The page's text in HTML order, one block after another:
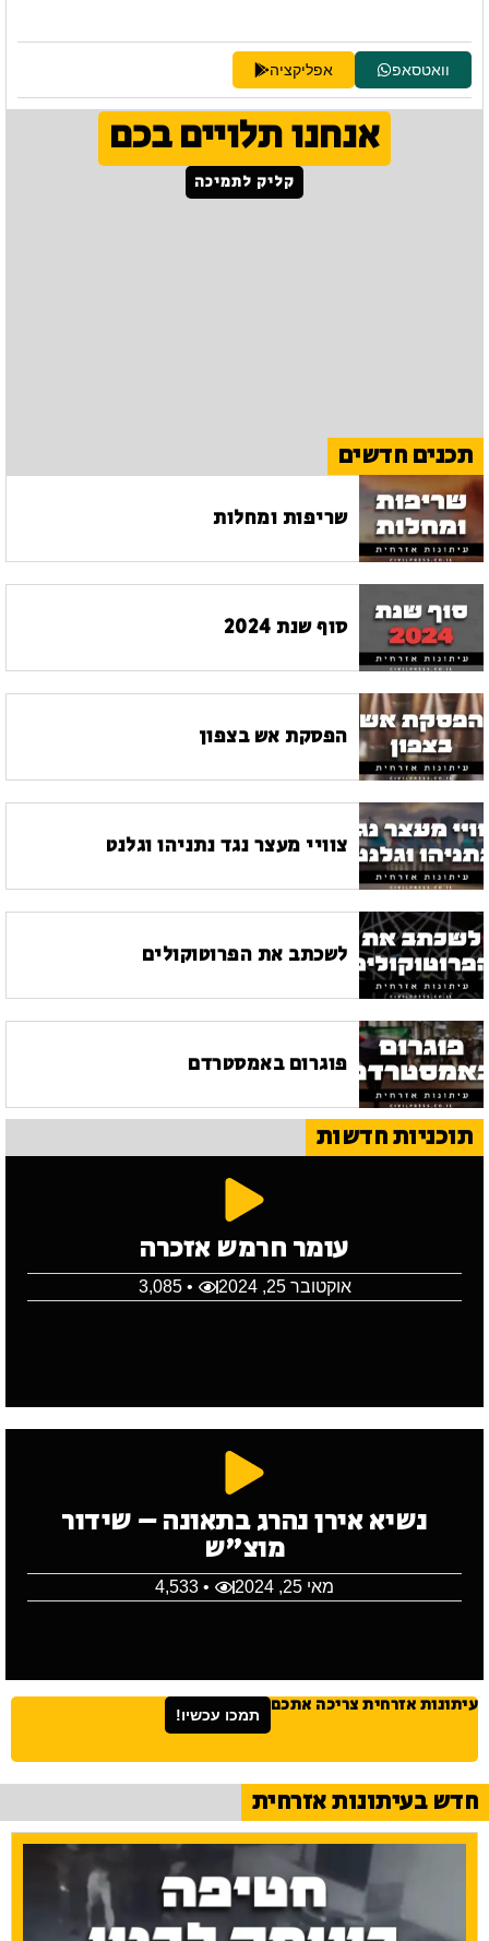
וואטסאפ אפליקציה
אנחנו תלויים בכם
קליק לתמיכה
תכנים חדשים
שריפות ומחלות
סוף שנת 2024
הפסקת אש בצפון
צוויי מעצר נגד נתניהו וגלנט
לשכתב את הפרוטוקולים
פוגרום באמסטרדם
תוכניות חדשות
עומר חרמש אזכרה
אוקטובר 25, 2024 • 3,085
נשיא אירן נהרג בתאונה – שידור
מוצ"ש
מאי 25, 2024 • 4,533
עיתונות אזרחית צריכה אתכם תמכו עכשיו!
חדש בעיתונות אזרחית